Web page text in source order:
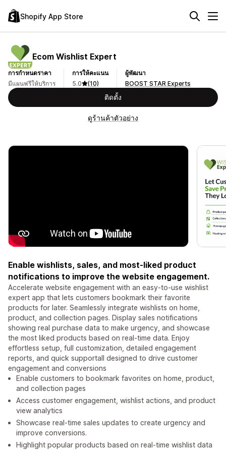
Shopify App Store
Ecom Wishlist Expert
การกำหนดราคา
มีแผนฟรีให้บริการ
การให้คะแนน
5.0
(10)
ผู้พัฒนา
BOOST STAR Experts
ติดตั้ง
ดูร้านค้าตัวอย่าง
Enable wishlists, sales, and most-liked product
notifications to improve the website engagement.
Accelerate website engagement with an easy-to-use wishlist
expert app that lets customers bookmark their favorite
products for later. Seamlessly integrate wishlists on home,
product, and collection pages. Display sales notifications
showing real purchase data to make urgency, and showcase
the most liked products based on real-time data. Enjoy
effortless setup, full customization, detailed engagement
reports, and quick supportall designed to drive customer
engagement and conversions
Enable customers to bookmark favorites on home, product,
and collection pages
Access customer engagement, wishlist actions, and product
view analytics
Showcase real-time sales updates to create urgency and
improve conversions.
Highlight popular products based on real-time wishlist data